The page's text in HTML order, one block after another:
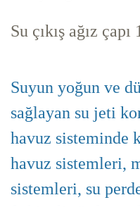
Su çıkış ağız
Suyun yoğun ve
sağlayan su jeti
havuz sisteminde
havuz sistemleri,
sistemleri, su